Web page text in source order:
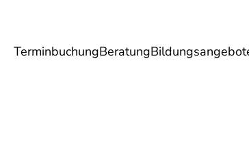
TerminbuchungBeratung
Gesundheit Energie